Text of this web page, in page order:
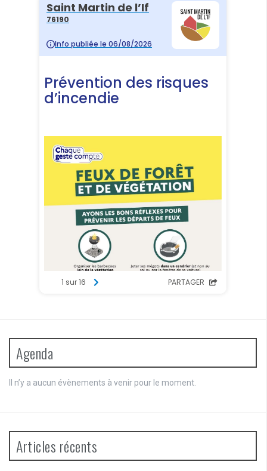
Agenda
Il n’y a aucun évènements à venir pour le moment.
Articles récents